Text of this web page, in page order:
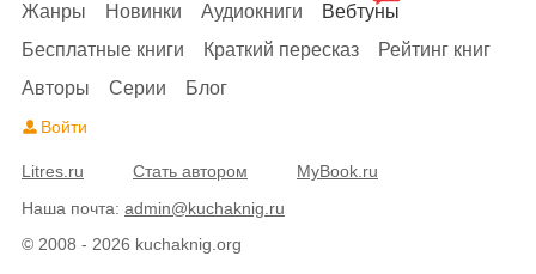
© 2008 - 2026 kuchaknig.org
Жанры Новинки Аудиокниги
Вебтуны
Бесплатные книги
Краткий пересказ
Рейтинг книг
Авторы
Серии Блог
Войти
Litres.ru Стать автором
MyBook.ru
Наша почта: admin@kuchaknig.ru